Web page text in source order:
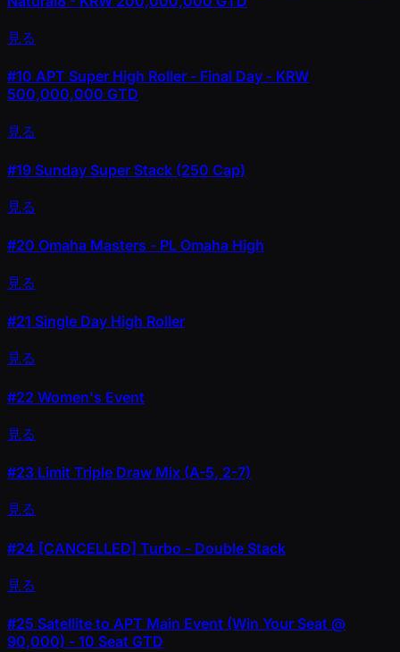
見る
#10 APT Super High Roller - Final Day - KRW
500,000,000 GTD
見る
#19 Sunday Super Stack (250 Cap)
見る
#20 Omaha Masters - PL Omaha High
見る
#21 Single Day High Roller
見る
#22 Women's Event
見る
#23 Limit Triple Draw Mix (A-5, 2-7)
見る
#24 [CANCELLED] Turbo - Double Stack
見る
#25 Satellite to APT Main Event (Win Your Seat @
90,000) - 10 Seat GTD